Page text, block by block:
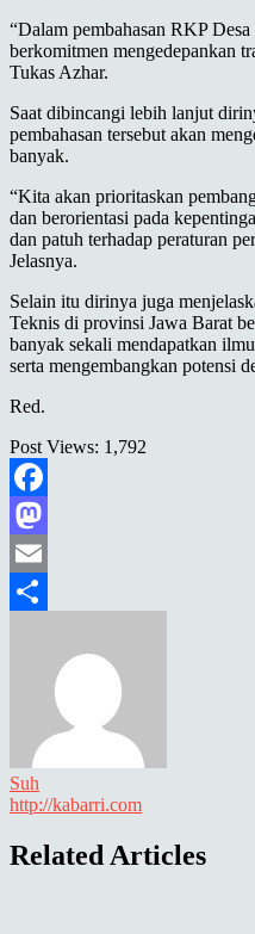
“Dalam pembahasan RKP
berkomitmen mengedepankan
Tukas Azhar.
Saat dibincangi lebih lanjut
pembahasan tersebut akan
banyak.
“Kita akan prioritaskan
dan berorientasi pada
dan patuh terhadap peraturan
Jelasnya.
Selain itu dirinya juga
Teknis di provinsi Jawa Barat
banyak sekali mendapatkan
serta mengembangkan potensi
Red.
Post Views: 1,792
Facebook
Mastodon
Email
Suh
http://kabarri.com
Related Articles